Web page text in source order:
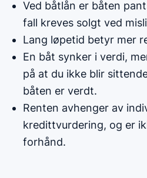
Ved båtlån er båten
fall kreves solgt ved
Lang løpetid betyr mer
En båt synker i verdi,
på at du ikke blir
båten er verdt.
Renten avhenger av
kredittvurdering, og er
forhånd.